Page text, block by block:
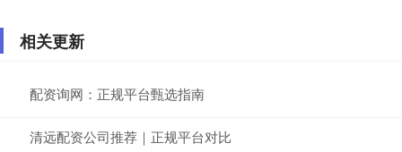
相关更新
配资询网：正规平台甄选指南
清远配资公司推荐｜正规平台对比